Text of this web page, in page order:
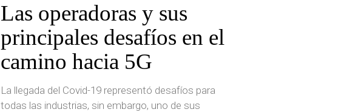
Las operadoras y sus
principales desafíos en el
camino hacia 5G
La llegada del Covid-19 representó desafíos para
todas las industrias, sin embargo, uno de sus